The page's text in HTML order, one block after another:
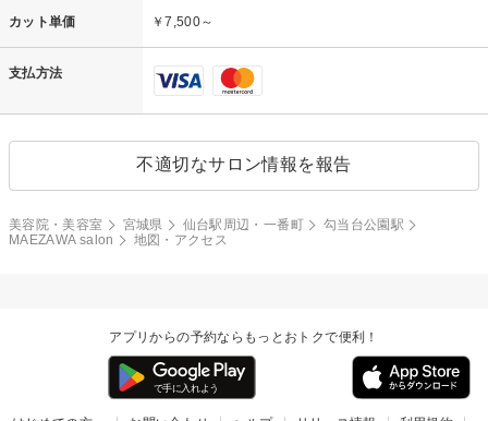
カット単価 ￥7,500～
支払方法
不適切なサロン情報を報告
美容院・美容室 宮城県 仙台駅周辺・一番町
勾当台公園駅
MAEZAWA salon
地図・アクセス
アプリからの予約ならもっとおトクで便利！